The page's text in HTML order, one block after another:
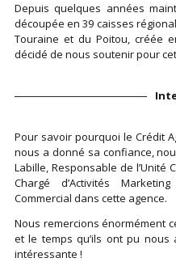
Depuis quelques années
découpée en 39 caisses
Touraine et du Poitou, créée
décidé de nous soutenir pour
Pour savoir pourquoi le Crédit
nous a donné sa confiance,
Labille, Responsable de l’Unité
Chargé d’Activités
Commercial dans cette agence.
Nous remercions énormément
et le temps qu’ils ont pu
intéressante !